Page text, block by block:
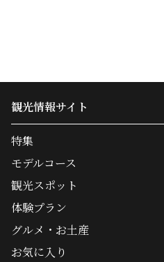
観光情報サイト
特集
モデルコース
観光スポット
体験プラン
グルメ・お土産
お気に入り